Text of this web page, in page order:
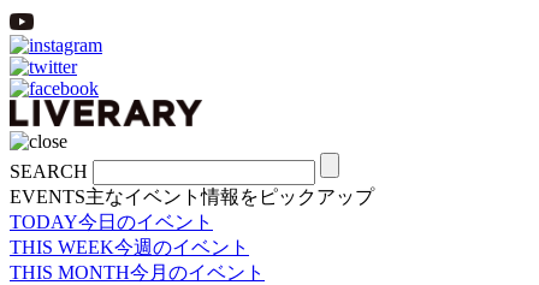
SEARCH
EVENTS主なイベント情報をピックアップ
TODAY今日のイベント
THIS WEEK今週のイベント
THIS MONTH今月のイベント